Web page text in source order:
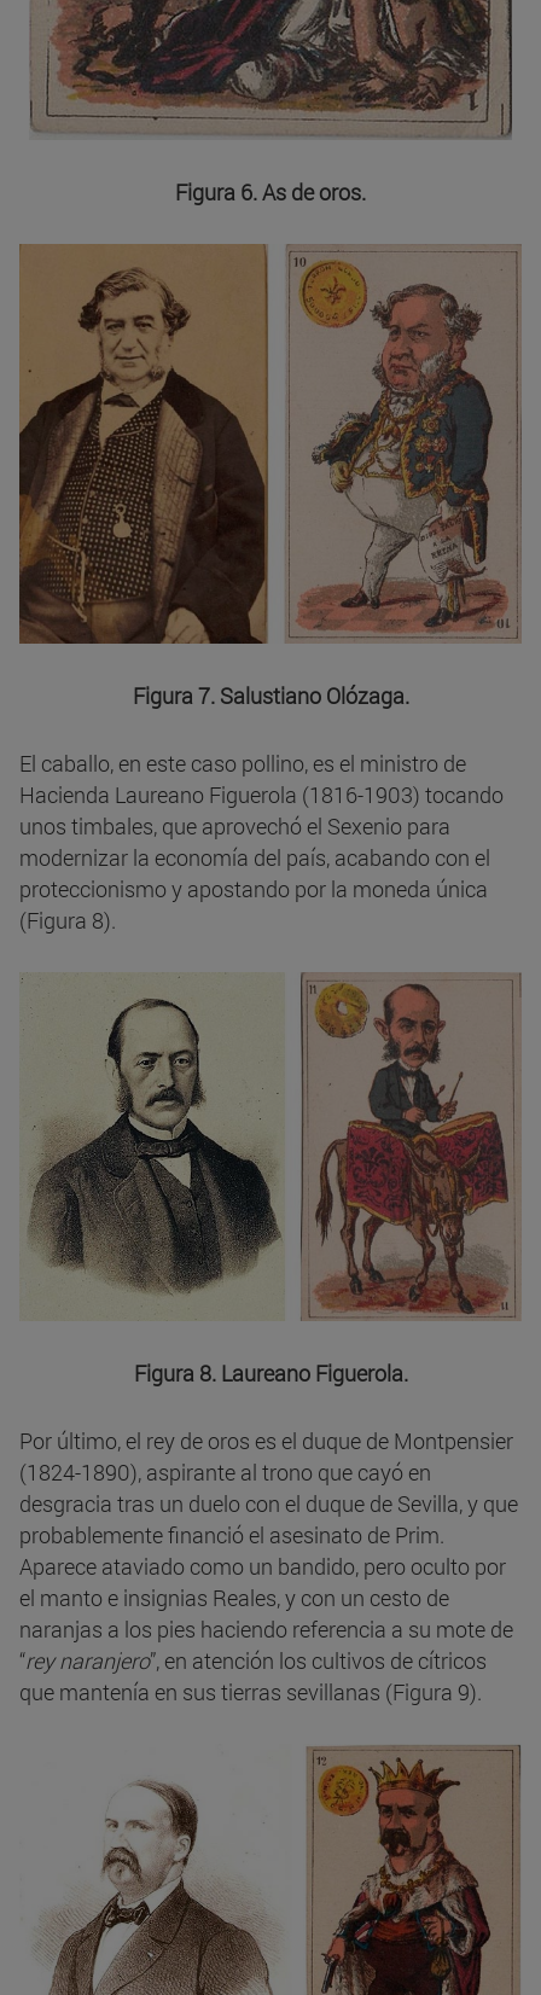
Figura 6. As de oros.
Figura 7. Salustiano Olózaga.
El caballo, en este caso pollino, es el ministro de
Hacienda Laureano Figuerola (1816-1903) tocando
unos timbales, que aprovechó el Sexenio para
modernizar la economía del país, acabando con el
proteccionismo y apostando por la moneda única
(Figura 8).
Figura 8. Laureano Figuerola.
Por último, el rey de oros es el duque de Montpensier
(1824-1890), aspirante al trono que cayó en
desgracia tras un duelo con el duque de Sevilla, y que
probablemente financió el asesinato de Prim.
Aparece ataviado como un bandido, pero oculto por
el manto e insignias Reales, y con un cesto de
naranjas a los pies haciendo referencia a su mote de
“rey naranjero”, en atención los cultivos de cítricos
que mantenía en sus tierras sevillanas (Figura 9).